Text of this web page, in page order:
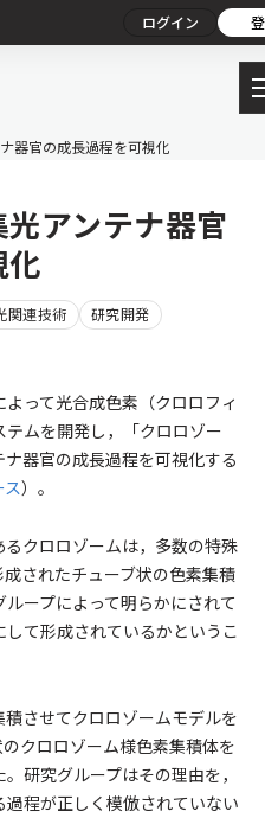
ログイン
器官の成長過程を可視化
アンテナ器官
化
関連技術 研究開発
って光合成色素（クロロフィ
ムを開発し，「クロロゾー
器官の成長過程を可視化する
ス）。
クロロゾームは，多数の特殊
されたチューブ状の色素集積
ープによって明らかにされて
て形成されているかというこ
させてクロロゾームモデルを
クロロゾーム様色素集積体を
研究グループはその理由を，
程が正しく模倣されていない